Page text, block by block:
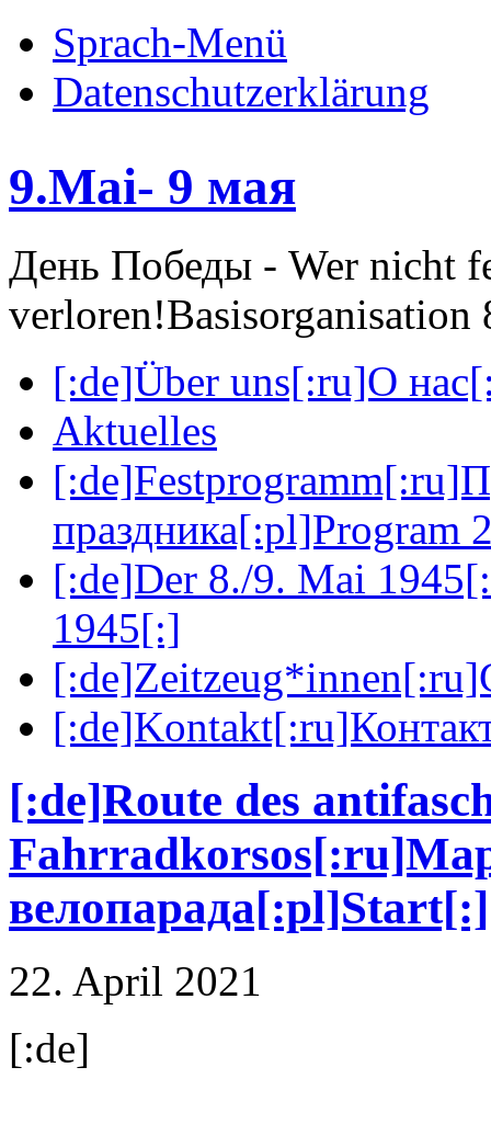
Sprach-Menü
Datenschutzerklärung
9.Mai- 9 мая
День Победы - Wer nicht
verloren!
[:de]Über uns[:ru]О
Aktuelles
праздника[:pl]Program
[:de]Der 8./9. Mai
1945[:]
[:de]Route des
велопарада[:pl]Start[:]
22. April 2021
[:de]